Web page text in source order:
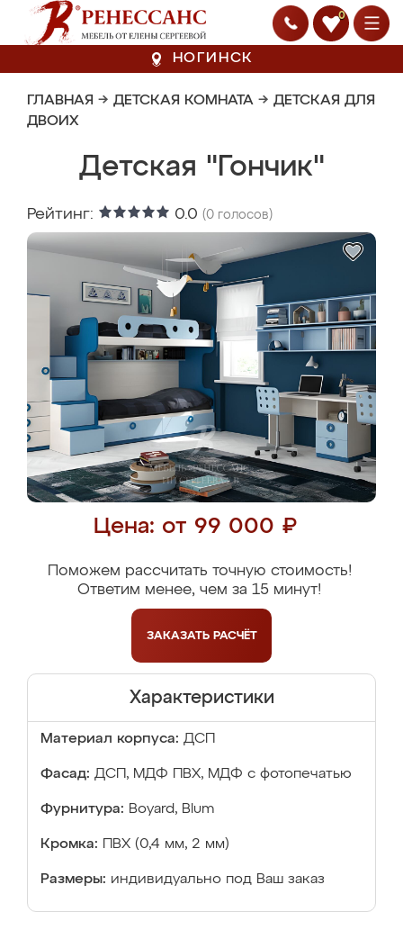
0
НОГИНСК
ГЛАВНАЯ → ДЕТСКАЯ КОМНАТА → ДЕТСКАЯ ДЛЯ
ДВОИХ
Детская "Гончик"
Рейтинг: 0.0 (0 голосов)
Цена: от 99 000 ₽
Поможем рассчитать точную стоимость!
Ответим менее, чем за 15 минут!
ЗАКАЗАТЬ РАСЧЁТ
Характеристики
Материал корпуса: ДСП
Фасад: ДСП, МДФ ПВХ, МДФ с фотопечатью
Фурнитура: Boyard, Blum
Кромка: ПВХ (0,4 мм, 2 мм)
Размеры: индивидуально под Ваш заказ